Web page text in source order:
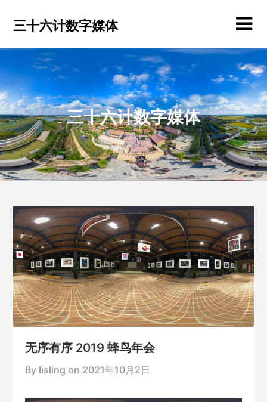
content
三十六计数字媒体
三十六计数字媒体
无序有序 2019 蜂鸟年会
By lisling on 2021年10月2日